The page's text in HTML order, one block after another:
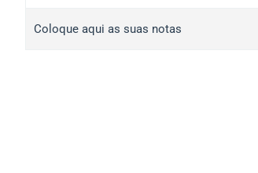
Coloque aqui as suas notas